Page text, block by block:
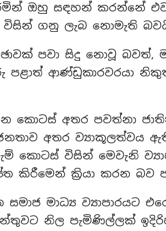
ඔහු සඳහන් කරන්නේ
ගනු ලැබ නොමැති
පවා සිදු නොවූ
පළාත් ආණ්ඩුකාරවරයා
කොටස් අතර පවත්නා
අතර ව්‍යාකූලත්වය
කොටස් විසින් මෙවැනි
කිරීමෙන් ක්‍රියා කරන බව
මාධ්‍ය ව්‍යාපාරයට
නිල පැමිණිල්ලක්